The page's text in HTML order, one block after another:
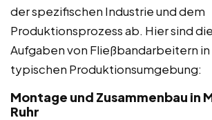
der spezifischen Industrie und dem
Produktionsprozess ab. Hier sind
Aufgaben von Fließbandarbeitern
typischen Produktionsumgebung:
Montage und Zusammenbau in
Ruhr